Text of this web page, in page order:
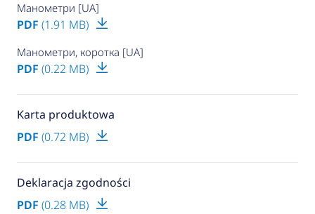
Манометри [UA]
PDF (1.91 MB)
Манометри, коротка [UA]
PDF (0.22 MB)
Karta produktowa
PDF (0.72 MB)
Deklaracja zgodności
PDF (0.28 MB)